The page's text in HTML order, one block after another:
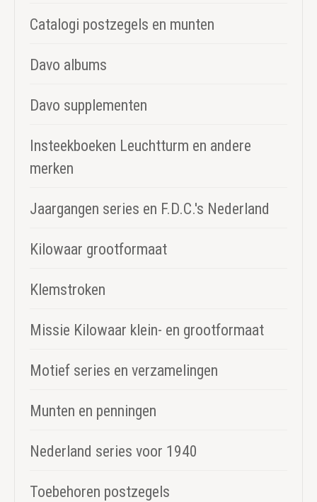
Catalogi postzegels en munten
Davo albums
Davo supplementen
Insteekboeken Leuchtturm en andere
merken
Jaargangen series en F.D.C.'s Nederland
Kilowaar grootformaat
Klemstroken
Missie Kilowaar klein- en grootformaat
Motief series en verzamelingen
Munten en penningen
Nederland series voor 1940
Toebehoren postzegels